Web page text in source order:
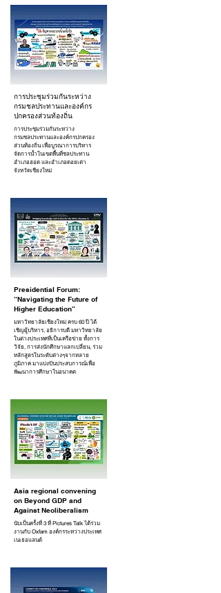
การประชุมร่วมกันระหว่าง
กรมชลประทานและองค์กร
ปกครองส่วนท้องถิ่น
การประชุมร่วมกันระหว่าง
กรมชลประทานและองค์กรปกครอง
ส่วนท้องถิ่น เพื่อบูรณาการบริหาร
จัดการน้ำในเขตพื้นที่ชลประทาน
อำเภอฮอด และอำเภอดอยเต่า
จังหวัดเชียงใหม่
Presidential Forum:
“Navigating the Future of
Higher Education”
มหาวิทยาลัยเชียงใหม่ ครบ 60 ปี ได้
เชิญผู้บริหาร, อธิการบดี มหาวิทยาลัย
ในต่างประเทศที่เป็นเครือข่าย ทั้งการ
วิจัย, การส่งนักศึกษาแลกเปลี่ยน, ร่วม
หลักสูตรในระดับต่างๆจากหลาย
ภูมิภาค มาแบ่งปันประสบการณ์เพื่อ
พัฒนาการศึกษาในอนาคต
Asia regional convening
on Beyond GDP and
Against Neoliberalism
นับเป็นครั้งที่ 3 ที่ Pictures Talk ได้ร่วม
งานกับ Oxfam องค์กรระหว่างประเทศ
เนเธอแลนด์